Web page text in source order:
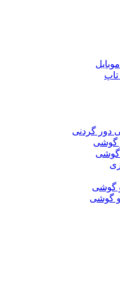
دور گردنی
گوشی
گوشی
گوشی
گوشی